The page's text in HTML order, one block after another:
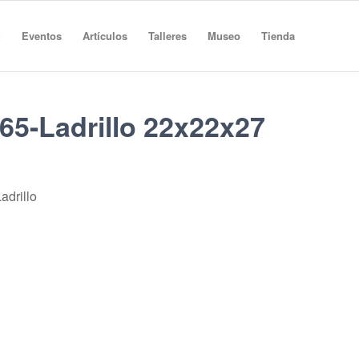
Eventos Artículos Talleres Museo Tienda
Ladrillo 22x22x27